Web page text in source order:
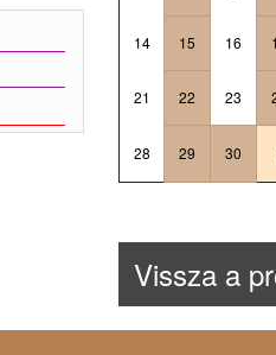
14 15 16
21 22 23
28 29 30
Vissza a